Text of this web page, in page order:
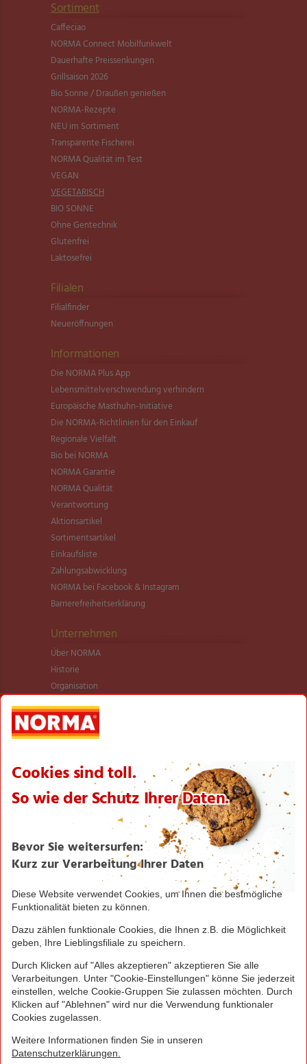
Sortiment
Caffeciao
NORMA Connect Mobilfunkwelt
Dauerhafte Preissenkungen
Grillsaison 2026
Bio Sonne / Draußen genießen
NORMA-Rezepte
NEU im Sortiment
Transparente Fischerei
NORMA Qualität im Test
VEGAN
VEGETARISCH
BIO SONNE
Ohne Gentechnik
Glutenfrei
Laktosefrei
Filialen
Filialfinder
Neueröffnungen
Informationen
Die NORMA Plus App
Lebensmittel­verschwendung verhindern
Europäische Masthuhn-Initiative
Die NORMA-Richtlinien für den Einkauf
Regionale Vielfalt
Bio bei NORMA
NORMA Garantie
NORMA Qualität
Verantwortung
Aktionsartikel
Sortimentsartikel
Einkaufsliste
Zahlungsabwicklung
NORMA bei Facebook & Instagram
Barrierefreiheitserklärung
Unternehmen
Über NORMA
Historie
Organisation
International
Logistik
Filialnetz
Karriere
Verantwortung/CSR
NORMA News
Seite drucken
Nach oben
Greifen Sie schnell zu! Alle angegebenen Preise in
Irrtümer durch Schreib-, Programmier- und
Datenübertragungsfehler sind vorbehalten.
© 2016 - 2026 NORMA Lebensmittelfilialbetrieb
Stiftung & Co. KG
Sitemap Kontakt
Barrierefreiheitserklärung Compliance